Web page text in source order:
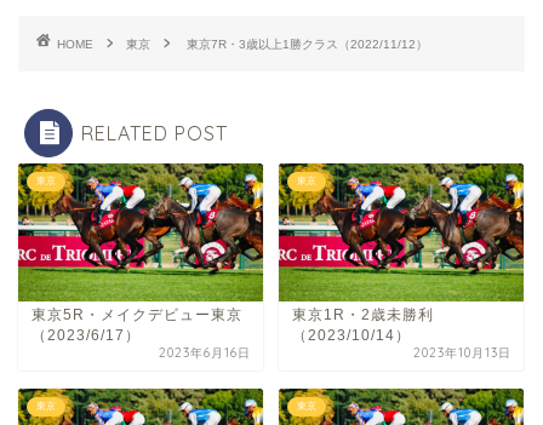
HOME 東京 東京7R・3歳以上1勝クラス（2022/11/12）
RELATED POST
東京
東京5R・メイクデビュー東京
（2023/6/17）
2023年6月16日
東京
東京1R・2歳未勝利
（2023/10/14）
2023年10月13日
東京 東京